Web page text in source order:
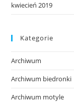
kwiecień 2019
Kategorie
Archiwum
Archiwum biedronki
Archiwum motyle